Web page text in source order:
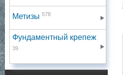
Метизы 578
Фундаментный крепеж
39